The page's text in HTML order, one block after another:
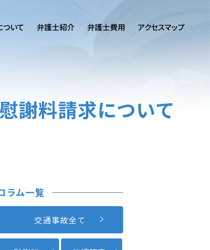
いて 弁護士紹介 弁護士費用 アクセスマップ
謝料請求について
ラム一覧
交通事故全て